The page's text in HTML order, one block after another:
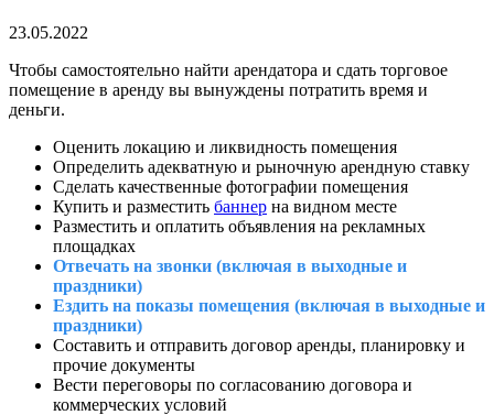
23.05.2022
Чтобы самостоятельно найти арендатора и сдать торговое
помещение в аренду вы вынуждены потратить время и
деньги.
Оценить локацию и ликвидность помещения
Определить адекватную и рыночную арендную ставку
Сделать качественные фотографии помещения
Купить и разместить баннер на видном месте
Разместить и оплатить объявления на рекламных
площадках
Отвечать на звонки (включая в выходные и
праздники)
Ездить на показы помещения (включая в выходные и
праздники)
Составить и отправить договор аренды, планировку и
прочие документы
Вести переговоры по согласованию договора и
коммерческих условий